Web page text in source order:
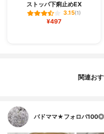
ストッパ下痢止めEX
3.15(1)
¥497
関連お
バドママ★フォロバ100◎